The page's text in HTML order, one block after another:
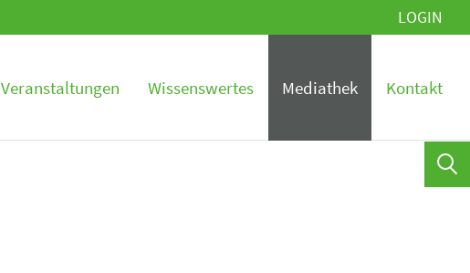
LOGIN
Veranstaltungen Wissenswertes Mediathek Kontakt